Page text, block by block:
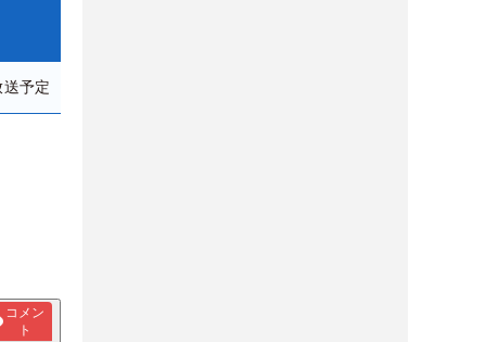
予定
コメン
ト